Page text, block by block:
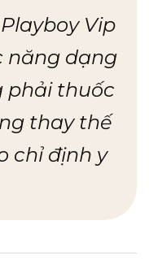
Playboy Vip
năng dạng
phải thuốc
thay thế
chỉ định y